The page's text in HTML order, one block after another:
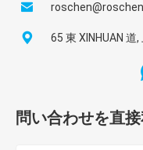
65 東 XINHUAN 道,
問い合わせを直